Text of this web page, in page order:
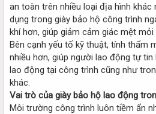
an toàn trên nhiều loại địa hình khác
dụng trong giày bảo hộ công trình
khí hơn, giúp giảm cảm giác mệt mỏi
Bên cạnh yếu tố kỹ thuật, tính thẩm
nhiều hơn, giúp người lao động tự tin
lao động tại công trình cũng như
khác.
Vai trò của giày bảo hộ lao động
Môi trường công trình luôn tiềm ẩn